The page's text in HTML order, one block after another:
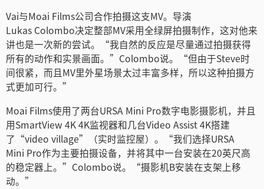
New Zealand
Norway
Poland
Portugal
Singapore
South Africa
Vai与Moai Films公司合作拍摄这支MV。导演
Lukas Colombo决定整部MV采用全绿屏拍摄制作，这对他来
讲也是一次新的尝试。“我自然的反应是尽量通过拍摄获得
所有的动作和实景画面。”Colombo说。“但由于Steve时
间很紧，而且MV里外星场景太过丰富多样，所以这种拍摄方
式更加可行。”
Moai Films使用了两台URSA Mini Pro数字电影摄影机，并且
用SmartView 4K 4K监视器和几台Video Assist 4K搭建
了“video village”（实时监控屋）。“我们选择URSA
Mini Pro作为主要拍摄设备，并将其中一台安装在20英尺高
的稳定器上。”Colombo说。“摄影机B安装在支架上移
动。”